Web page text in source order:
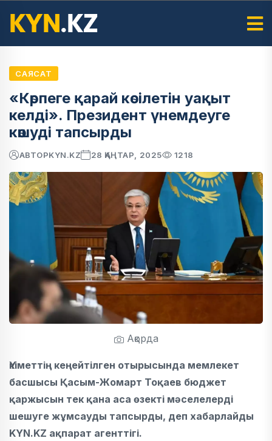
САЯСАТ
«Көрпеге қарай көсілетін уақыт
келді». Президент үнемдеуге
көшуді тапсырды
АВТОРKYN.KZ 28 ҚАҢТАР, 2025 1218
Ақорда
Үкіметтің кеңейтілген отырысында мемлекет
басшысы Қасым-Жомарт Тоқаев бюджет
қаржысын тек қана аса өзекті мәселелерді
шешуге жұмсауды тапсырды, деп хабарлайды
KYN.KZ ақпарат агенттігі.